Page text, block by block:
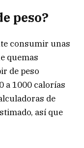
peso?
consumir unas
quemas
de peso
a 1000 calorías
de
así que